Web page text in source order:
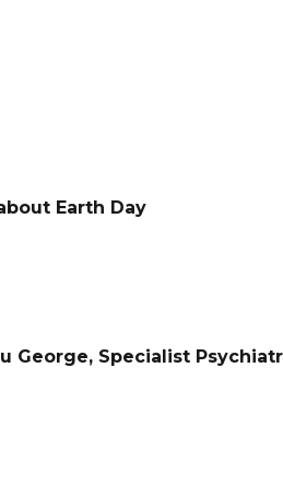
Earth Day
George, Specialist